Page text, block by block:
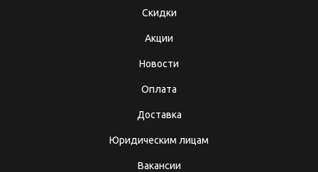
Скидки
Акции
Новости
Оплата
Доставка
Юридическим лицам
Вакансии